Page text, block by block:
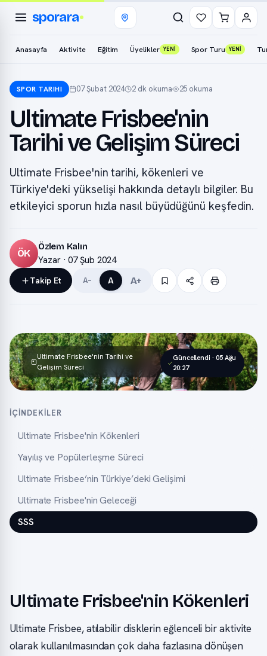
sporara
Anasayfa Aktivite Eğitim Üyelikler YENİ Spor Turu YENİ
SPOR TARIHI 07 Şubat 2024 2 dk okuma 25 okuma
Ultimate Frisbee'nin
Tarihi ve Gelişim Süreci
Ultimate Frisbee'nin tarihi, kökenleri ve
Türkiye'deki yükselişi hakkında detaylı bilgiler. Bu
etkileyici sporun hızla nasıl büyüdüğünü keşfedin.
ÖK
Özlem Kalın
Yazar · 07 Şub 2024
Takip Et A− A A+
Ultimate Frisbee'nin Tarihi ve
Gelişim Süreci
Güncellendi · 05 Ağu
20:27
İÇINDEKILER
Ultimate Frisbee'nin Kökenleri
Yayılış ve Popülerleşme Süreci
Ultimate Frisbee’nin Türkiye’deki Gelişimi
Ultimate Frisbee'nin Geleceği
SSS
Ultimate Frisbee'nin Kökenleri
Ultimate Frisbee, atılabilir disklerin eğlenceli bir aktivite
olarak kullanılmasından çok daha fazlasına dönüşen